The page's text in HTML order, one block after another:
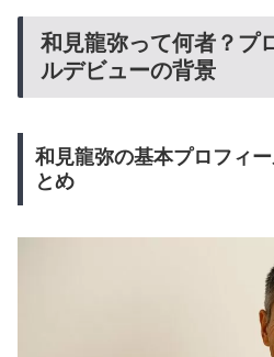
和見龍弥って何者？プ
ルデビューの背景
和見龍弥の基本プロフィ
とめ